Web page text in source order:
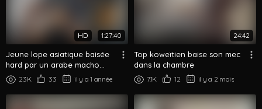
HD 1:27:40
Jeune lope asiatique baisée
hard par un arabe macho
deux fois !
23K 33 il y a 1 année
24:42
Top koweïtien baise son mec
dans la chambre
7.1K 12 il y a 2 mois